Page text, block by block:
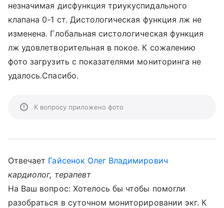
незначимая дисфункция триукуспидального
клапана 0-1 ст. Дистологическая функция лж не
изменена. Глобальная систологическая функция
лж удовлетворительная в покое. К сожалению
фото загрузить с показателями мониторинга не
удалось.Спасибо.
К вопросу приложено фото
Отвечает Гайсенок Олег Владимирович
кардиолог, терапевт
На Ваш вопрос: Хотелось бы чтобы помогли
разобраться в суточном мониторировании экг. К